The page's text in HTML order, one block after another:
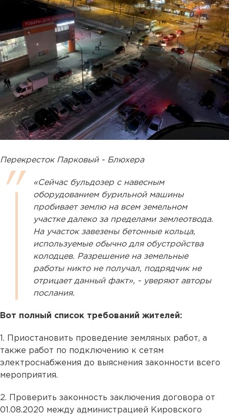
Перекресток Парковый - Блюхера
«Сейчас бульдозер с навесным
оборудованием бурильной машины
пробивает землю на всем земельном
участке далеко за пределами землеотвода.
На участок завезены бетонные кольца,
используемые обычно для обустройства
колодцев. Разрешение на земельные
работы никто не получал, подрядчик не
отрицает данный факт», - уверяют авторы
послания.
Вот полный список требований жителей:
1. Приостановить проведение земляных работ, а
также работ по подключению к сетям
электроснабжения до выяснения законности всего
мероприятия.
2. Проверить законность заключения договора от
01.08.2020 между администрацией Кировского